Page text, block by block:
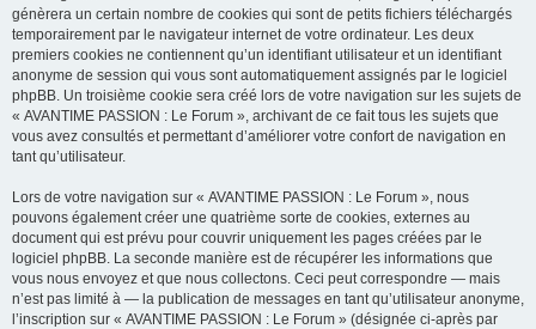
génèrera un certain nombre de cookies qui sont de petits fichiers téléchargés
temporairement par le navigateur internet de votre ordinateur. Les deux
premiers cookies ne contiennent qu’un identifiant utilisateur et un identifiant
anonyme de session qui vous sont automatiquement assignés par le logiciel
phpBB. Un troisième cookie sera créé lors de votre navigation sur les sujets de
« AVANTIME PASSION : Le Forum », archivant de ce fait tous les sujets que
vous avez consultés et permettant d’améliorer votre confort de navigation en
tant qu’utilisateur.
Lors de votre navigation sur « AVANTIME PASSION : Le Forum », nous
pouvons également créer une quatrième sorte de cookies, externes au
document qui est prévu pour couvrir uniquement les pages créées par le
logiciel phpBB. La seconde manière est de récupérer les informations que
vous nous envoyez et que nous collectons. Ceci peut correspondre — mais
n’est pas limité à — la publication de messages en tant qu’utilisateur anonyme,
l’inscription sur « AVANTIME PASSION : Le Forum » (désignée ci-après par